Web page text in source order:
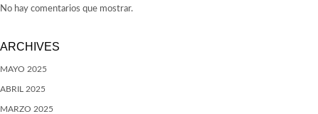
No hay comentarios que mostrar.
ARCHIVES
MAYO 2025
ABRIL 2025
MARZO 2025